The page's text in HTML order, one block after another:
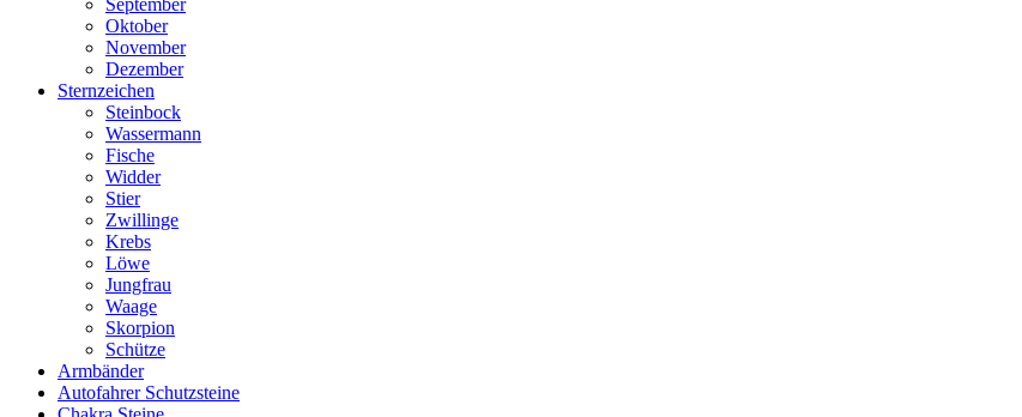
September
Oktober
November
Dezember
Sternzeichen
Steinbock
Wassermann
Fische
Widder
Stier
Zwillinge
Krebs
Löwe
Jungfrau
Waage
Skorpion
Schütze
Armbänder
Autofahrer Schutzsteine